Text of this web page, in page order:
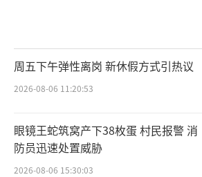
周五下午弹性离岗 新休假方式引热议
2026-08-06 11:20:53
眼镜王蛇筑窝产下38枚蛋 村民报警 消
防员迅速处置威胁
2026-08-06 15:30:03